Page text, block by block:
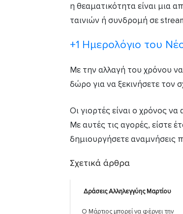
η θεαματικότητα είναι μια
ταινιών ή συνδρομή σε
+1 Ημερολόγιο του
Με την αλλαγή του χρόνου να
δώρο για να ξεκινήσετε τον
Οι γιορτές είναι ο χρόνος
Με αυτές τις αγορές, είστε
δημιουργήσετε αναμνήσεις
Σχετικά άρθρα
Δράσεις Αλληλεγγύης Μαρτίου
Ο Μάρτιος μπορεί να φέρνει την